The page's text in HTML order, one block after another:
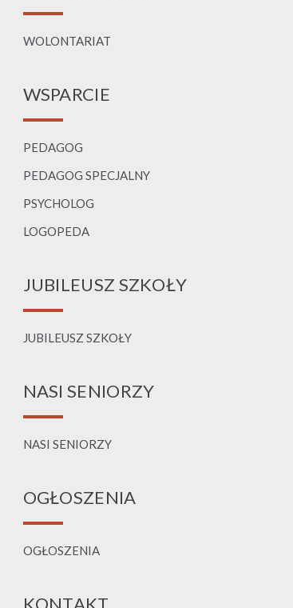
WOLONTARIAT
WSPARCIE
PEDAGOG
PEDAGOG SPECJALNY
PSYCHOLOG
LOGOPEDA
JUBILEUSZ SZKOŁY
JUBILEUSZ SZKOŁY
NASI SENIORZY
NASI SENIORZY
OGŁOSZENIA
OGŁOSZENIA
KONTAKT